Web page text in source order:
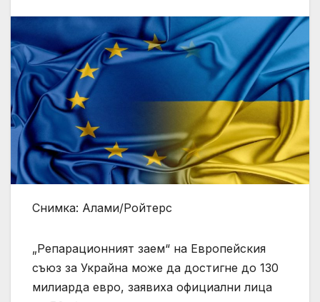
Снимка: Алами/Ройтерс
„Репарационният заем“ на Европейския
съюз за Украйна може да достигне до 130
милиарда евро, заявиха официални лица